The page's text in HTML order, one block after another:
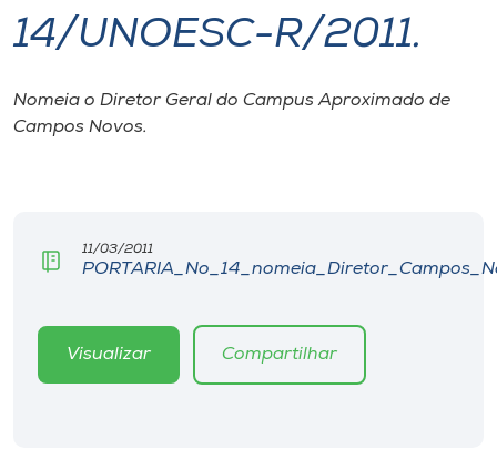
I.nova
Diplomados
CPA
Editora
14/UNOESC-R/2011.
Nomeia o Diretor Geral do Campus Aproximado de
Campos Novos.
11/03/2011
Visualizar Compartilhar